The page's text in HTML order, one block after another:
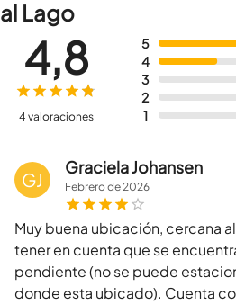
al Lago
5
4
3
2
1
4,8
4 valoraciones
GJ
Graciela Johansen
Febrerode2026
Muy buena ubicación, cercana
tener en cuenta que se
pendiente (no se puede
donde esta ubicado). Cuenta